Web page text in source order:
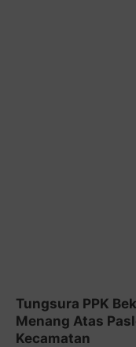
Tungsura PPK
Menang Atas
Kecamatan